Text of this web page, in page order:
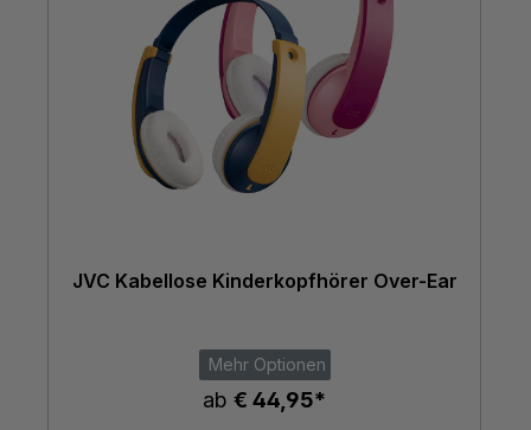
JVC Kabellose Kinderkopfhörer Over-Ear
Mehr Optionen
ab € 44,95*